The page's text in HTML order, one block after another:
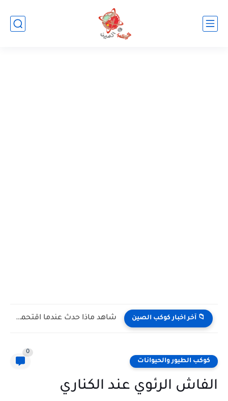
📁 آخر اخبار كوكب الصين شاهد كيف يتغلب النمس على الكوبرا في مواجهة تعتمد على...
كوكب الطيور والحيوانات
0
الفاش الرئوي عند الكناري